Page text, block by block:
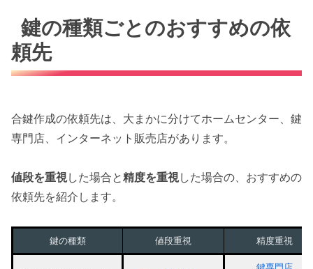
鍵の種類ごとのおすすめの依
頼先
合鍵作成の依頼先は、大まかに分けてホームセンター、鍵
専門店、インターネット販売店があります。
値段を重視した場合と精度を重視した場合の、おすすめの
依頼先を紹介します。
鍵の種類 値段重視 精度重視